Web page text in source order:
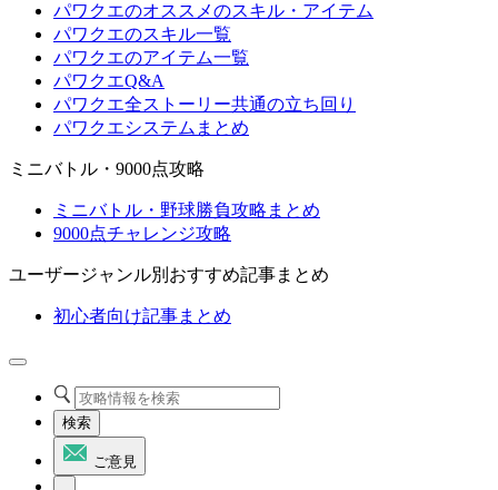
パワクエのオススメのスキル・アイテム
パワクエのスキル一覧
パワクエのアイテム一覧
パワクエQ&A
パワクエ全ストーリー共通の立ち回り
パワクエシステムまとめ
ミニバトル・9000点攻略
ミニバトル・野球勝負攻略まとめ
9000点チャレンジ攻略
ユーザージャンル別おすすめ記事まとめ
初心者向け記事まとめ
検索
ご意見